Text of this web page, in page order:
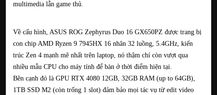
multimedia lẫn game thủ.
Về cấu hình, ASUS ROG Zephyrus Duo 16 GX650PZ được trang bị
con chip AMD Ryzen 9 7945HX 16 nhân 32 luồng, 5.4GHz, kiến
trúc Zen 4 mạnh mẽ nhất trên laptop, nó thậm chí còn vượt qua
nhiều mẫu CPU cho máy tính để bàn ở thời điểm hiện tại.
Bên cạnh đó là GPU RTX 4080 12GB, 32GB RAM (up to 64GB),
1TB SSD M2 (còn trống 1 slot) đảm bảo mọi tác vụ từ edit video